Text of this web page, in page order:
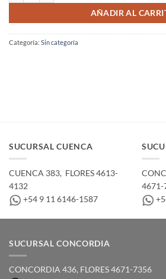
AÑADIR AL
Categoría: Sin categoría
SUCURSAL CUENCA
CUENCA 383, ­ FLORES 4613-
4132
+54 9 11 6146-1587
4671-
SUCURSAL CONCORDIA
CONCORDIA 436,­ FLORES 4671-7356